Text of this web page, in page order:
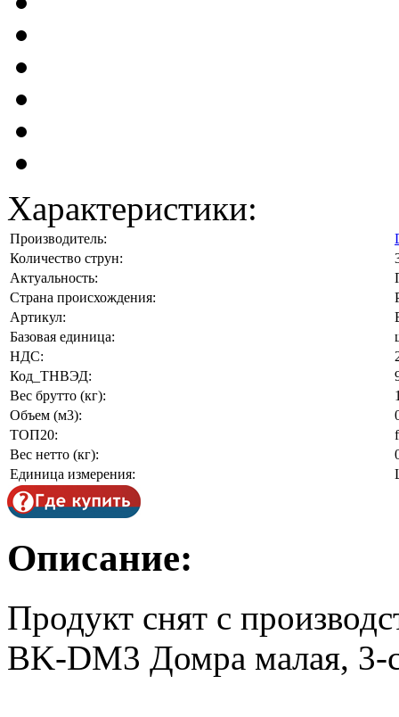
Характеристики:
Производитель:
Количество струн:
Актуальность:
Страна происхождения:
Артикул:
Базовая единица:
НДС:
Код_ТНВЭД:
Вес брутто (кг):
Объем (м3):
ТОП20:
Вес нетто (кг):
Единица измерения:
Описание:
Продукт снят с
BK-DM3 Домра малая, 3-